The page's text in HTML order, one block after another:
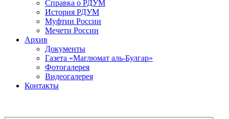
Справка о РДУМ
История РДУМ
Муфтии России
Мечети России
Архив
Документы
Газета «Маглюмат аль-Булгар»
Фотогалерея
Видеогалерея
Контакты